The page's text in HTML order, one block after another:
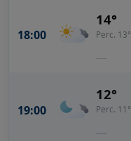
18:00
14°
Perc. 13°
—
19:00
12°
Perc. 11°
—